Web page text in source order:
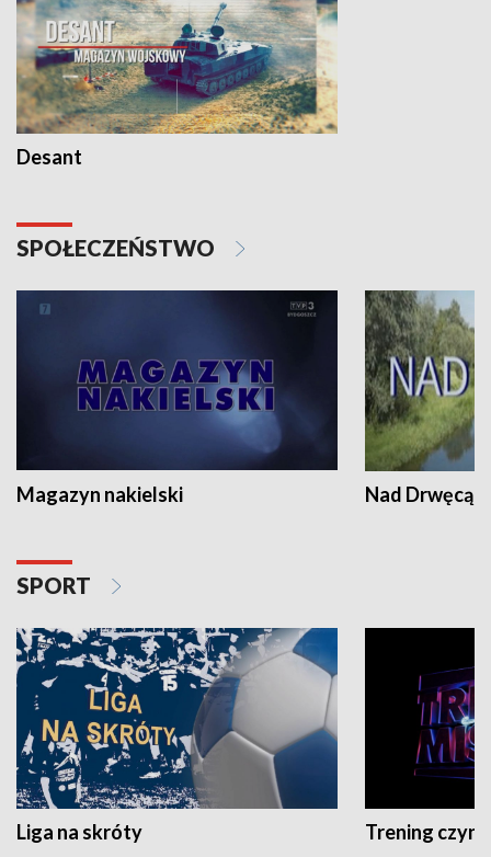
Desant
SPOŁECZEŃSTWO
Magazyn nakielski Nad Drwęcą
SPORT
Liga na skróty Trening czyni